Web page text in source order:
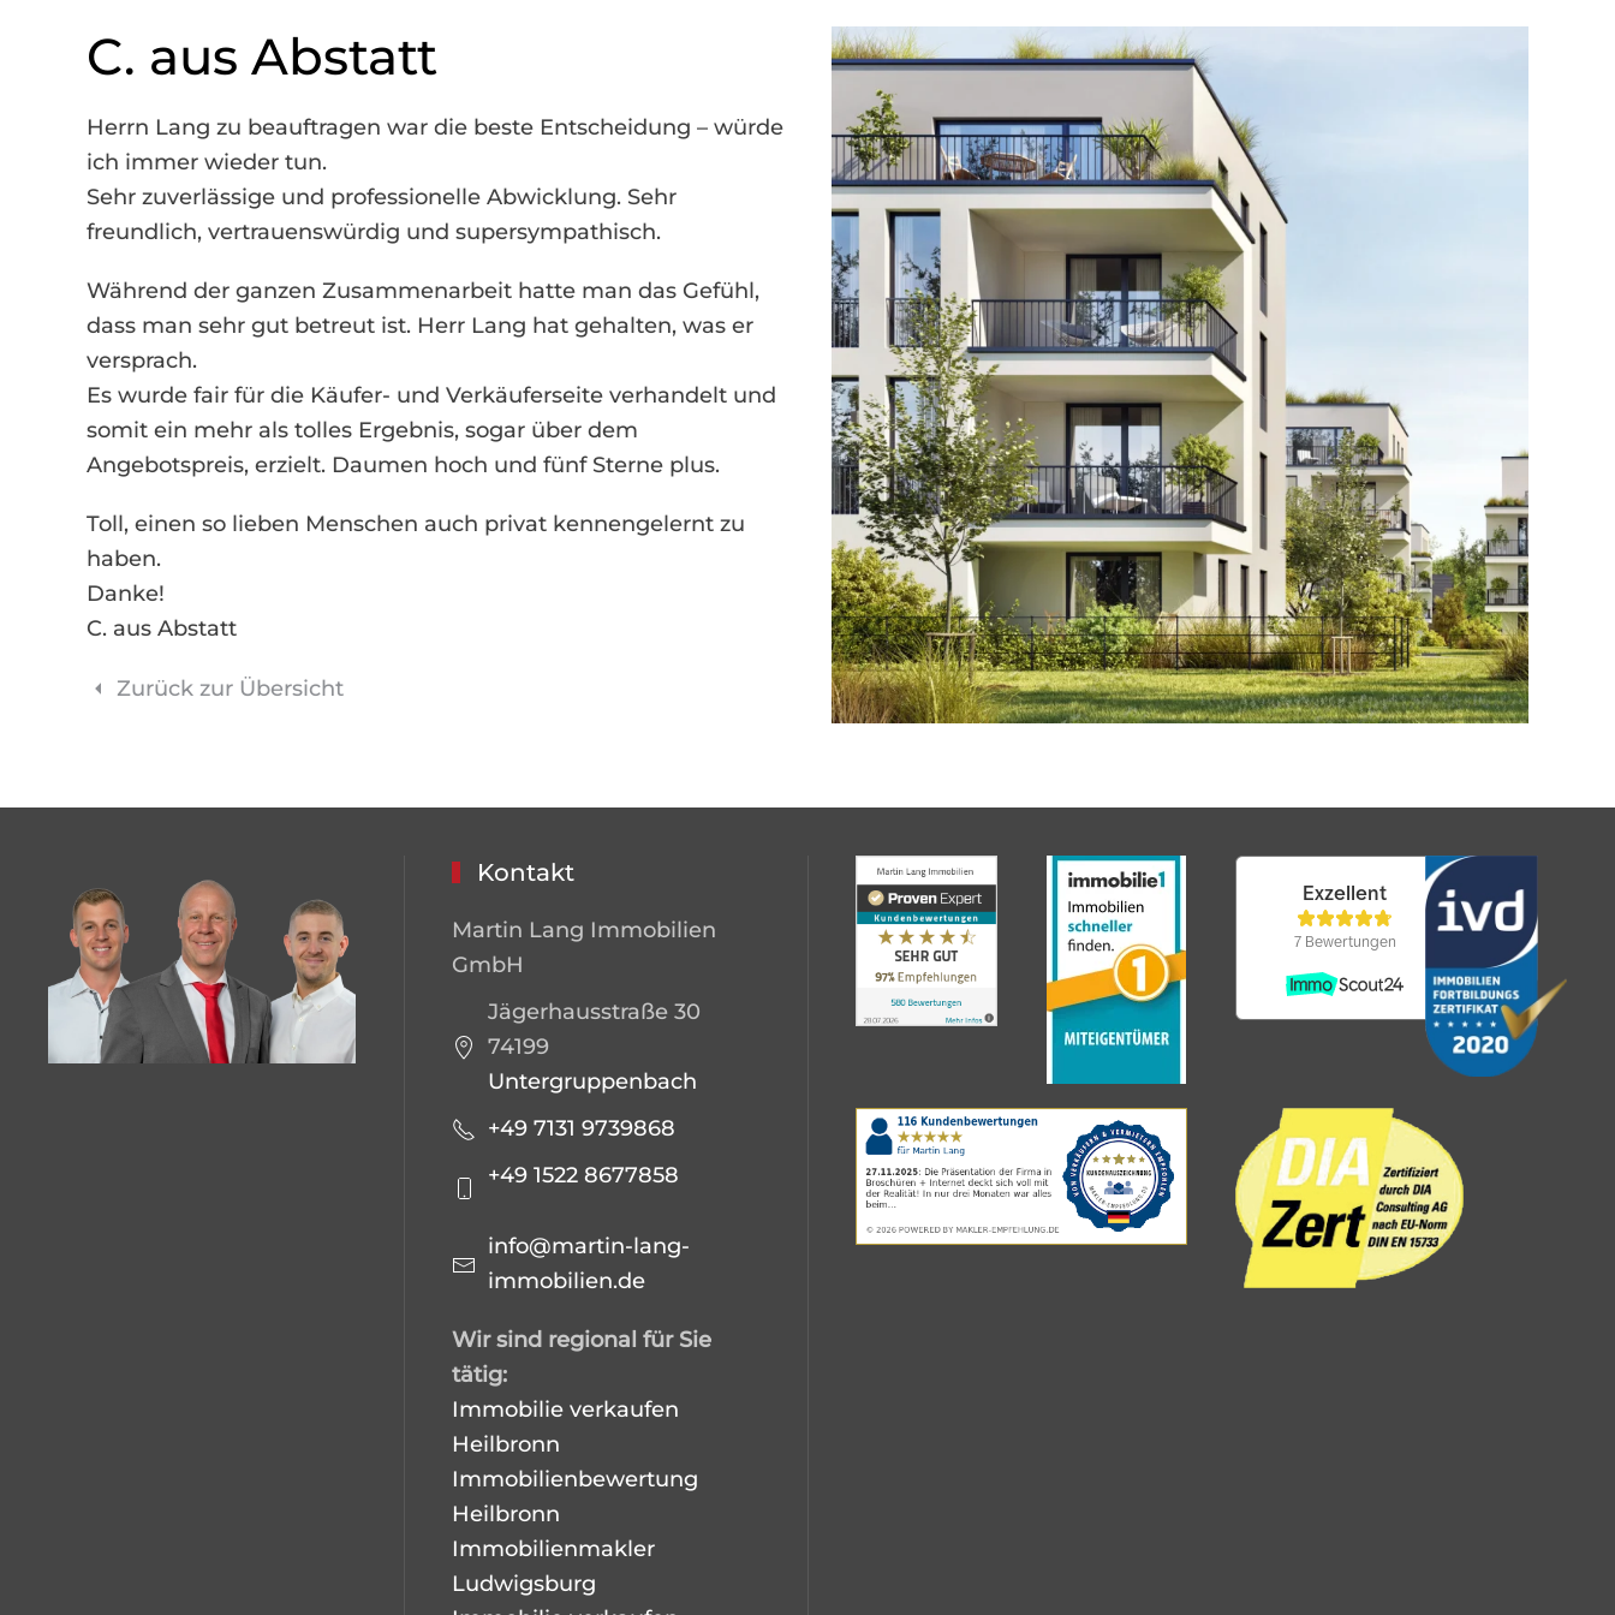
C. aus Abstatt
Herrn Lang zu beauftragen war die beste Entscheidung – würde
ich immer wieder tun.
Sehr zuverlässige und professionelle Abwicklung. Sehr
freundlich, vertrauenswürdig und supersympathisch.
Während der ganzen Zusammenarbeit hatte man das Gefühl,
dass man sehr gut betreut ist. Herr Lang hat gehalten, was er
versprach.
Es wurde fair für die Käufer- und Verkäuferseite verhandelt und
somit ein mehr als tolles Ergebnis, sogar über dem
Angebotspreis, erzielt. Daumen hoch und fünf Sterne plus.
Toll, einen so lieben Menschen auch privat kennengelernt zu
haben.
Danke!
C. aus Abstatt
Zurück zur Übersicht
Kontakt
Martin Lang Immobilien
GmbH
Jägerhausstraße 30
74199
Untergruppenbach
+49 7131 9739868
+49 1522 8677858
info@martin-lang-
immobilien.de
Wir sind regional für Sie
tätig:
Immobilie verkaufen
Heilbronn
Immobilienbewertung
Heilbronn
Immobilienmakler
Ludwigsburg